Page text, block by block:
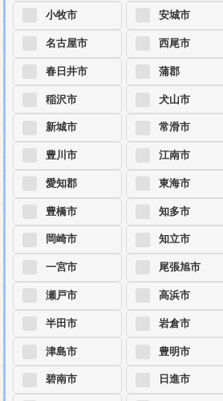
小牧市
名古屋市
春日井市
稲沢市
新城市
豊川市
愛知郡
豊橋市
岡崎市
一宮市
瀬戸市
半田市
津島市
碧南市
安城市
西尾市
蒲郡
犬山市
常滑市
江南市
東海市
知多市
知立市
尾張旭市
高浜市
岩倉市
豊明市
日進市